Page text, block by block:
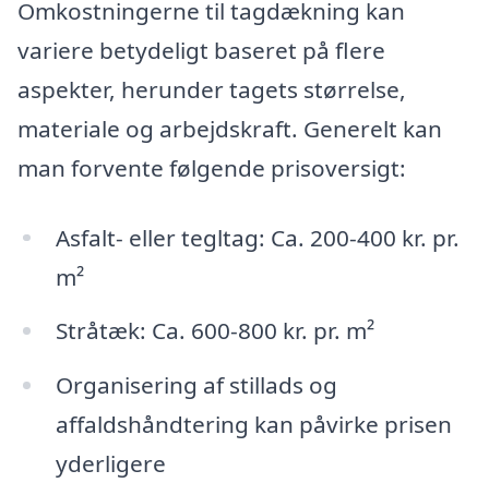
Omkostningerne til tagdækning kan
variere betydeligt baseret på flere
aspekter, herunder tagets størrelse,
materiale og arbejdskraft. Generelt kan
man forvente følgende prisoversigt:
Asfalt- eller tegltag: Ca. 200-400 kr. pr.
m²
Stråtæk: Ca. 600-800 kr. pr. m²
Organisering af stillads og
affaldshåndtering kan påvirke prisen
yderligere